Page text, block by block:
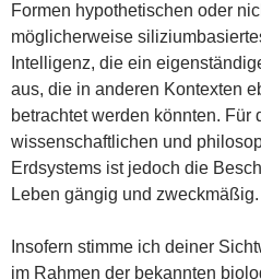
Formen hypothetischen oder
möglicherweise
Intelligenz, die ein
aus, die in anderen Kontexten
betrachtet werden könnten. Für
wissenschaftlichen und
Erdsystems ist jedoch die
Leben gängig und zweckmäßig.
Insofern stimme ich deiner
im Rahmen der bekannten